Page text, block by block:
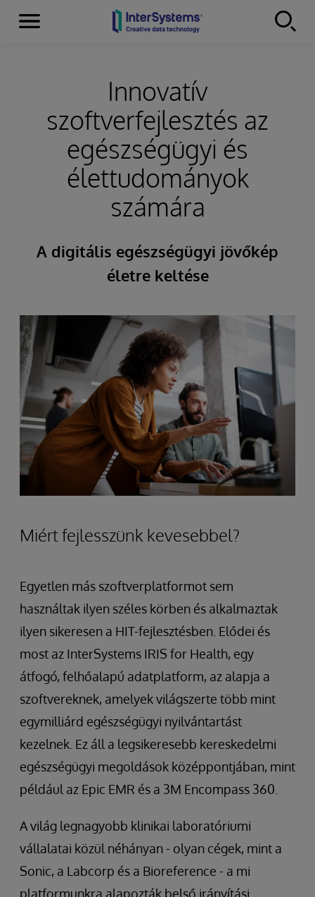
Skip to content
Menu
Innovatív
szoftverfejlesztés az
egészségügyi és
élettudományok
számára
A digitális egészségügyi jövőkép
életre keltése
Miért fejlesszünk kevesebbel?
Egyetlen más szoftverplatformot sem
használtak ilyen széles körben és alkalmaztak
ilyen sikeresen a HIT-fejlesztésben. Elődei és
most az InterSystems IRIS for Health, egy
átfogó, felhőalapú adatplatform, az alapja a
szoftvereknek, amelyek világszerte több mint
egymilliárd egészségügyi nyilvántartást
kezelnek. Ez áll a legsikeresebb kereskedelmi
egészségügyi megoldások középpontjában, mint
például az Epic EMR és a 3M Encompass 360.
A világ legnagyobb klinikai laboratóriumi
vállalatai közül néhányan - olyan cégek, mint a
Sonic, a Labcorp és a Bioreference - a mi
platformunkra alapozták belső irányítási